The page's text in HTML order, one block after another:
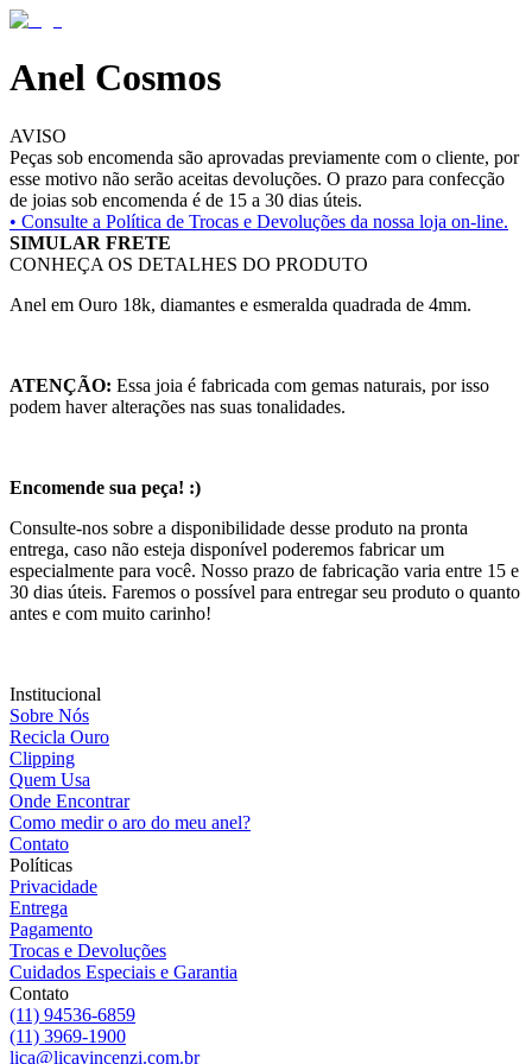
Anel Cosmos
AVISO
Peças sob encomenda são aprovadas previamente com o cliente, por
esse motivo não serão aceitas devoluções. O prazo para confecção
de joias sob encomenda é de 15 a 30 dias úteis.
• Consulte a Política de Trocas e Devoluções da nossa loja on-line.
SIMULAR FRETE
CONHEÇA OS DETALHES DO PRODUTO
Anel em Ouro 18k, diamantes e esmeralda quadrada de 4mm.
ATENÇÃO: Essa joia é fabricada com gemas naturais, por isso
podem haver alterações nas suas tonalidades.
Encomende sua peça! :)
Consulte-nos sobre a disponibilidade desse produto na pronta
entrega, caso não esteja disponível poderemos fabricar um
especialmente para você. Nosso prazo de fabricação varia entre 15 e
30 dias úteis. Faremos o possível para entregar seu produto o quanto
antes e com muito carinho!
Institucional
Sobre Nós
Recicla Ouro
Clipping
Quem Usa
Onde Encontrar
Como medir o aro do meu anel?
Contato
Políticas
Privacidade
Entrega
Pagamento
Trocas e Devoluções
Cuidados Especiais e Garantia
Contato
(11) 94536-6859
(11) 3969-1900
lica@licavincenzi.com.br